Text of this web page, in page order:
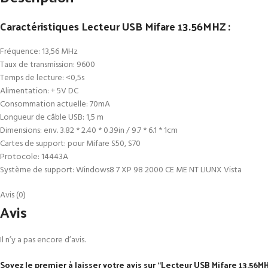
Caractéristiques Lecteur USB Mifare 13.56MHZ :
Fréquence: 13,56 MHz
Taux de transmission: 9600
Temps de lecture: <0,5s
Alimentation: + 5V DC
Consommation actuelle: 70mA
Longueur de câble USB: 1,5 m
Dimensions: env. 3.82 * 2.40 * 0.39in / 9.7 * 6.1 * 1cm
Cartes de support: pour Mifare S50, S70
Protocole: 14443A
Système de support: Windows8 7 XP 98 2000 CE ME NT LIUNX Vista
Avis (0)
Avis
Il n’y a pas encore d’avis.
Soyez le premier à laisser votre avis sur “Lecteur USB Mifare